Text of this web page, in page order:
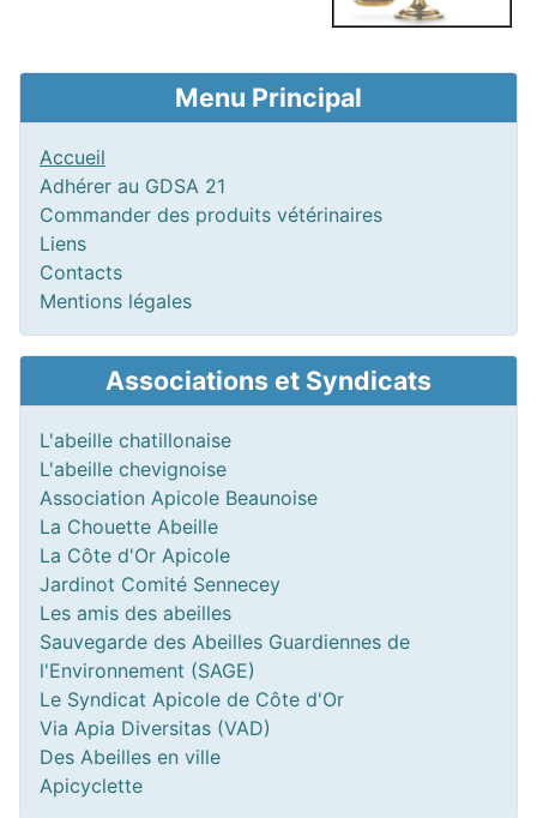
Menu Principal
Accueil
Adhérer au GDSA 21
Commander des produits vétérinaires
Liens
Contacts
Mentions légales
Associations et Syndicats
L'abeille chatillonaise
L'abeille chevignoise
Association Apicole Beaunoise
La Chouette Abeille
La Côte d'Or Apicole
Jardinot Comité Sennecey
Les amis des abeilles
Sauvegarde des Abeilles Guardiennes de
l'Environnement (SAGE)
Le Syndicat Apicole de Côte d'Or
Via Apia Diversitas (VAD)
Des Abeilles en ville
Apicyclette